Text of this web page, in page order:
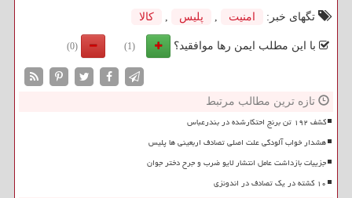
تگهای خبر:
امنیت پلیس كالا
با این مطلب ایمن رها موافقید؟ (1)
(0)
تازه ترین مطالب مرتبط
کشف ۱۹۲ تن برنج احتکارشده در بندرعباس
هشدار خواب آلودگی علت اصلی تصادف اربعینی ها پلیس
جزییات بازداشت عامل انتشار لایو ضرب و جرح دختر جوان
۱۰ کشته در یک تصادف در اندونزی